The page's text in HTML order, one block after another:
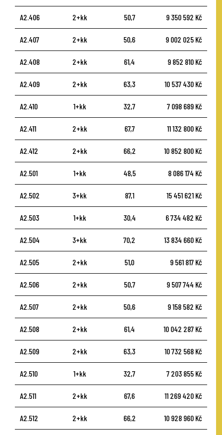
A2.406 2+kk 50,7 9 350 592 Kč
A2.407 2+kk 50,6 9 002 025 Kč
A2.408 2+kk 61,4 9 852 810 Kč
A2.409 2+kk 63,3 10 537 430 Kč
A2.410 1+kk 32,7 7 098 689 Kč
A2.411 2+kk 67,7 11 132 800 Kč
A2.412 2+kk 66,2 10 852 800 Kč
A2.501 1+kk 48,5 8 086 174 Kč
A2.502 3+kk 87,1 15 451 621 Kč
A2.503 1+kk 30,4 6 734 482 Kč
A2.504 3+kk 70,2 13 834 660 Kč
A2.505 2+kk 51,0 9 561 817 Kč
A2.506 2+kk 50,7 9 507 744 Kč
A2.507 2+kk 50,6 9 158 582 Kč
A2.508 2+kk 61,4 10 042 287 Kč
A2.509 2+kk 63,3 10 732 568 Kč
A2.510 1+kk 32,7 7 203 855 Kč
A2.511 2+kk 67,6 11 269 420 Kč
A2.512 2+kk 66,2 10 928 960 Kč